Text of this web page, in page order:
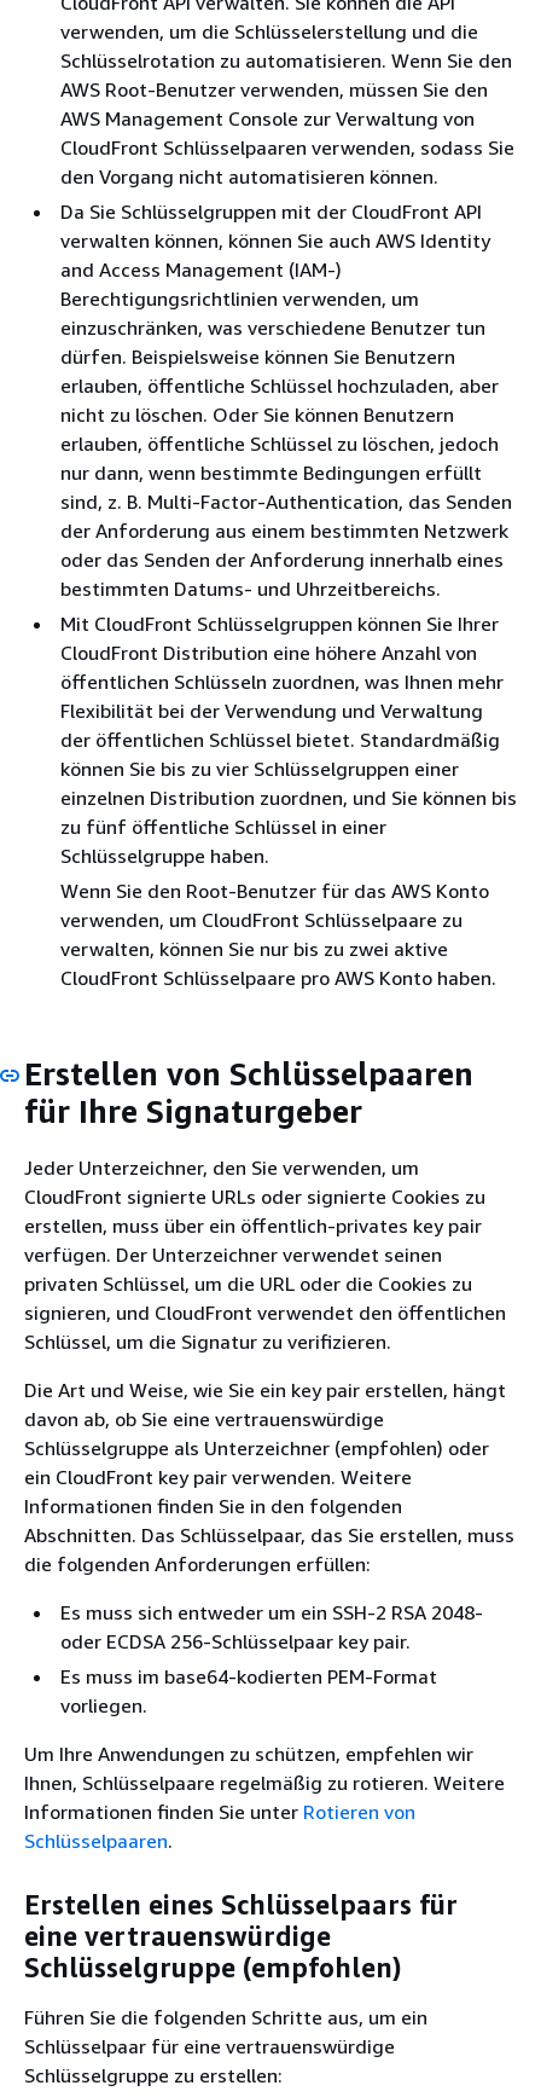
verwenden, um die Schlüsselerstellung und die
Schlüsselrotation zu automatisieren. Wenn Sie den
AWS Root-Benutzer verwenden, müssen Sie den
AWS Management Console zur Verwaltung von
CloudFront Schlüsselpaaren verwenden, sodass Sie
den Vorgang nicht automatisieren können.
Da Sie Schlüsselgruppen mit der CloudFront API
verwalten können, können Sie auch AWS Identity
and Access Management (IAM-)
Berechtigungsrichtlinien verwenden, um
einzuschränken, was verschiedene Benutzer tun
dürfen. Beispielsweise können Sie Benutzern
erlauben, öffentliche Schlüssel hochzuladen, aber
nicht zu löschen. Oder Sie können Benutzern
erlauben, öffentliche Schlüssel zu löschen, jedoch
nur dann, wenn bestimmte Bedingungen erfüllt
sind, z. B. Multi-Factor-Authentication, das Senden
der Anforderung aus einem bestimmten Netzwerk
oder das Senden der Anforderung innerhalb eines
bestimmten Datums- und Uhrzeitbereichs.
Mit CloudFront Schlüsselgruppen können Sie Ihrer
CloudFront Distribution eine höhere Anzahl von
öffentlichen Schlüsseln zuordnen, was Ihnen mehr
Flexibilität bei der Verwendung und Verwaltung
der öffentlichen Schlüssel bietet. Standardmäßig
können Sie bis zu vier Schlüsselgruppen einer
einzelnen Distribution zuordnen, und Sie können bis
zu fünf öffentliche Schlüssel in einer
Schlüsselgruppe haben.
Wenn Sie den Root-Benutzer für das AWS Konto
verwenden, um CloudFront Schlüsselpaare zu
verwalten, können Sie nur bis zu zwei aktive
CloudFront Schlüsselpaare pro AWS Konto haben.
Erstellen von Schlüsselpaaren
für Ihre Signaturgeber
Jeder Unterzeichner, den Sie verwenden, um
CloudFront signierte URLs oder signierte Cookies zu
erstellen, muss über ein öffentlich-privates key pair
verfügen. Der Unterzeichner verwendet seinen
privaten Schlüssel, um die URL oder die Cookies zu
signieren, und CloudFront verwendet den öffentlichen
Schlüssel, um die Signatur zu verifizieren.
Die Art und Weise, wie Sie ein key pair erstellen, hängt
davon ab, ob Sie eine vertrauenswürdige
Schlüsselgruppe als Unterzeichner (empfohlen) oder
ein CloudFront key pair verwenden. Weitere
Informationen finden Sie in den folgenden
Abschnitten. Das Schlüsselpaar, das Sie erstellen, muss
die folgenden Anforderungen erfüllen:
Es muss sich entweder um ein SSH-2 RSA 2048-
oder ECDSA 256-Schlüsselpaar key pair.
Es muss im base64-kodierten PEM-Format
vorliegen.
Um Ihre Anwendungen zu schützen, empfehlen wir
Ihnen, Schlüsselpaare regelmäßig zu rotieren. Weitere
Informationen finden Sie unter Rotieren von
Schlüsselpaaren.
Erstellen eines Schlüsselpaars für
eine vertrauenswürdige
Schlüsselgruppe (empfohlen)
Führen Sie die folgenden Schritte aus, um ein
Schlüsselpaar für eine vertrauenswürdige
Schlüsselgruppe zu erstellen: